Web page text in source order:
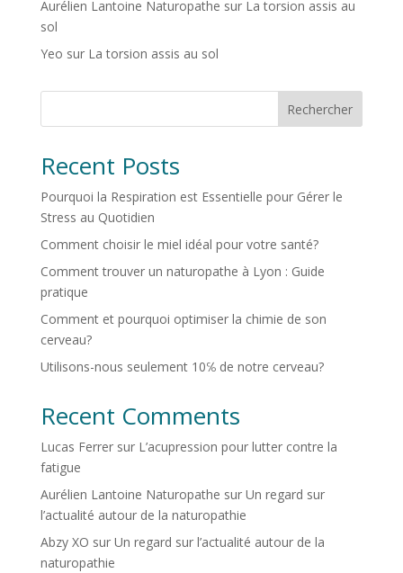
Aurélien Lantoine Naturopathe sur La torsion assis au
sol
Yeo sur La torsion assis au sol
Rechercher
Recent Posts
Pourquoi la Respiration est Essentielle pour Gérer le
Stress au Quotidien
Comment choisir le miel idéal pour votre santé?
Comment trouver un naturopathe à Lyon : Guide
pratique
Comment et pourquoi optimiser la chimie de son
cerveau?
Utilisons-nous seulement 10℅ de notre cerveau?
Recent Comments
Lucas Ferrersur L’acupression pour lutter contre la
fatigue
Aurélien Lantoine Naturopathe sur Un regard sur
l’actualité autour de la naturopathie
Abzy XO sur Un regard sur l’actualité autour de la
naturopathie